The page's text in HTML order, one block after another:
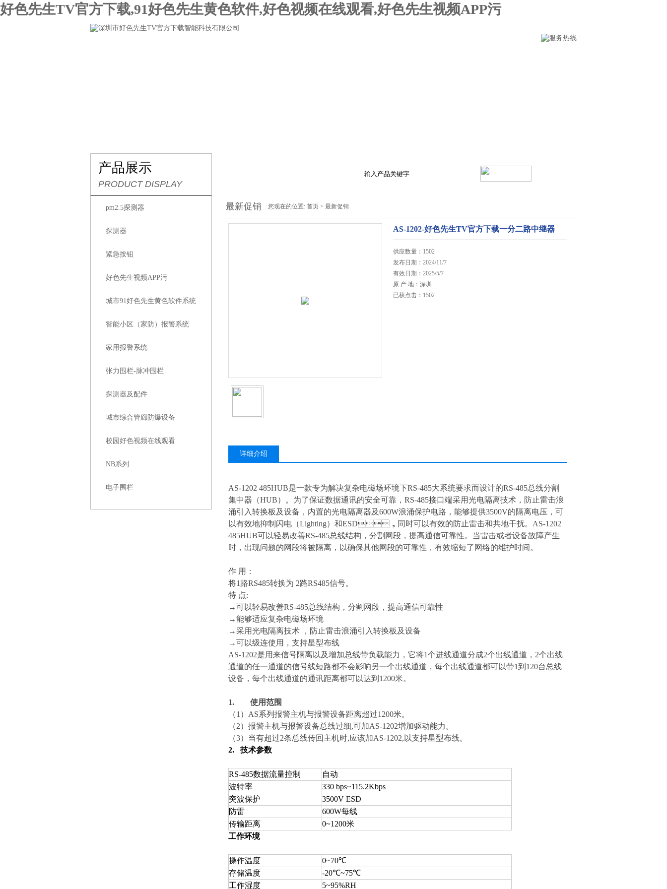
好色先生TV官方下载,91好色先生黄色软件,好色视频在线观看,好色先生视频APP污
产品展示
PRODUCT DISPLAY
pm2.5探测器
探测器
紧急按钮
好色先生视频APP污
城市91好色先生黄色软件系统
智能小区（家防）报警系统
家用报警系统
张力围栏-脉冲围栏
探测器及配件
城市综合管廊防爆设备
校园好色视频在线观看
NB系列
电子围栏
最新促销 您现在的位置: 首页 > 最新促销
AS-1202-好色先生TV官方下载一分二路中继器
供应数量：1502
发布日期：2024/11/7
有效日期：2025/5/7
原 产 地：深圳
已获点击：1502
详细介绍
AS-1202 485HUB是一款专为解决复杂电磁场环境下RS-485大系统要求而设计的RS-485总线分割
集中器（HUB）。为了保证数据通讯的安全可靠，RS-485接口端采用光电隔离技术，防止雷击浪
涌引入转换板及设备，内置的光电隔离器及600W浪涌保护电路，能够提供3500V的隔离电压，可
以有效地抑制闪电（Lighting）和ESD，同时可以有效的防止雷击和共地干扰。AS-1202
485HUB可以轻易改善RS-485总线结构，分割网段，提高通信可靠性。当雷击或者设备故障产生
时，出现问题的网段将被隔离，以确保其他网段的可靠性，有效缩短了网络的维护时间。
作 用：
将1路RS485转换为 2路RS485信号。
特 点:
→可以轻易改善RS-485总线结构，分割网段，提高通信可靠性
→能够适应复杂电磁场环境
→采用光电隔离技术 ，防止雷击浪涌引入转换板及设备
→可以级连使用 ， 支持星型布线
AS-1202是用来信号隔离以及增加总线带负载能力，它将1个进线通道分成2个出线通道，2个出线
通道的任一通道的信号线短路都不会影响另一个出线通道，每个出线通道都可以带1到120台总线
设备，每个出线通道的通讯距离都可以达到1200米。
1. 使用范围
（1） AS系列报警主机与报警设备距离超过1200米。
（2） 报警主机与报警设备总线过细,可加AS-1202增加驱动能力。
（3） 当有超过2条总线传回主机时,应该加AS-1202,以支持星型布线。
2. 技术参数
RS-485数据流量控制
自动
波特率
330 bps~115.2Kbps
突波保护
3500V ESD
防雷
600W每线
传输距离
0~1200米
工作环境
操作温度
0~70℃
存储温度
-20℃~75℃
工作湿度
5~95%RH